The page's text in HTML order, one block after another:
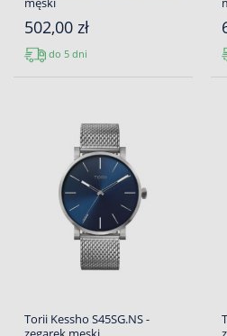
502,00 zł
do 5 dni
Torii Kessho S45SG.NS -